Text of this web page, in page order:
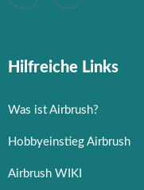
Hilfreiche Links
Was ist Airbrush?
Hobbyeinstieg Airbrush
Airbrush WIKI